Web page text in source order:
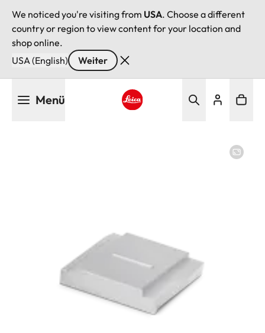
We noticed you're visiting from USA. Choose a different
country or region to view content for your location and
shop online.
USA (English)
Weiter
Menü